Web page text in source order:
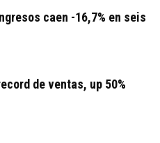
caen -16,7% en seis
de ventas, up 50%